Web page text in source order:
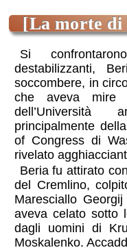
[la morte
Si
destabilizzanti,
soccombere, in
che aveva mire
dell’Università
principalmente
of Congress di
rivelato
Beria fu attirato
del Cremlino,
Maresciallo
aveva celato sotto
dagli uomini di
Moskalenko.